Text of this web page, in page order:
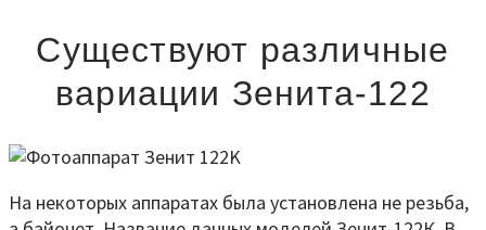
Существуют различные
вариации Зенита-122
На некоторых аппаратах была установлена не резьба,